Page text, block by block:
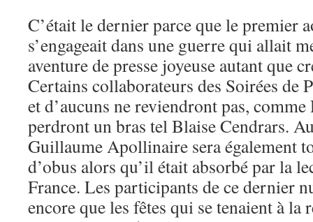
C’était le dernier parce que le premier
s’engageait dans une guerre qui allait
aventure de presse joyeuse autant que
Certains collaborateurs des Soirées de
et d’aucuns ne reviendront pas,
perdront un bras tel Blaise Cendrars.
Guillaume Apollinaire sera également
d’obus alors qu’il était absorbé par la
France. Les participants de ce dernier
encore que les fêtes qui se tenaient à